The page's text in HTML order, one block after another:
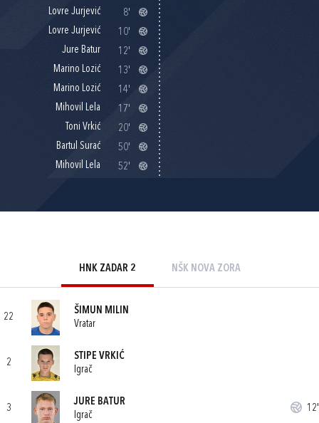
Lovre Jurjević
8'
Lovre Jurjević
10'
Jure Batur
12'
Marino Lozić
13'
Marino Lozić
14'
Mihovil Lela
17'
Toni Vrkić
20'
Bartul Surać
50'
Mihovil Lela
52'
HNK ZADAR 2 NŠK NOVA ZORA
22
ŠIMUN MILIN
Vratar
2
STIPE VRKIĆ
Igrač
3
JURE BATUR
Igrač
12'